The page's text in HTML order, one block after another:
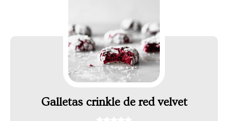
Galletas crinkle de red velvet